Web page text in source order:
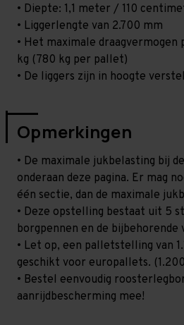
• Diepte: 1,1 meter / 110
• Liggerlengte van 2.700 mm
• Het maximale draagvermogen
kg (780 kg per pallet)
• De liggers zijn in hoogte
Opmerkingen
• De maximale jukbelasting bij
onderaan deze pagina. Er mag
één sectie, dan de maximale
• Deze opstelling bestaat uit 5
borgpennen en de bijbehorende
• Let op, een palletstelling van
geschikt voor europallets.
• Bestel eenvoudig
aanrijdbescherming mee!